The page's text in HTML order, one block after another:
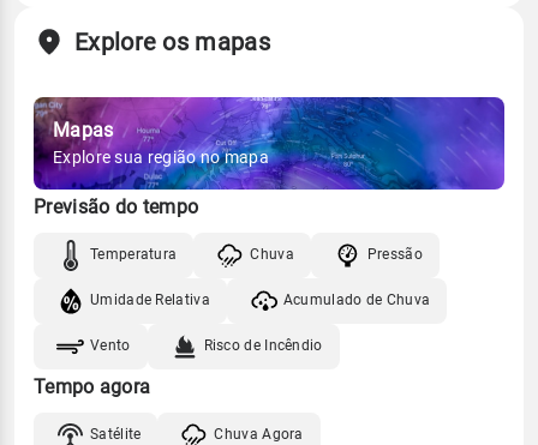
Explore os mapas
Mapas
Explore sua região no mapa
Previsão do tempo
Temperatura Chuva Pressão
Umidade Relativa Acumulado de Chuva
Vento Risco de Incêndio
Tempo agora
Satélite Chuva Agora